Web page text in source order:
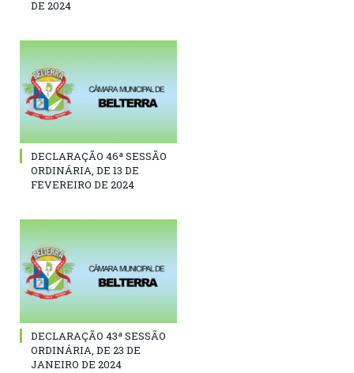
DE 2024
DECLARAÇÃO 46ª SESSÃO
ORDINÁRIA, DE 13 DE
FEVEREIRO DE 2024
DECLARAÇÃO 43ª SESSÃO
ORDINÁRIA, DE 23 DE
JANEIRO DE 2024